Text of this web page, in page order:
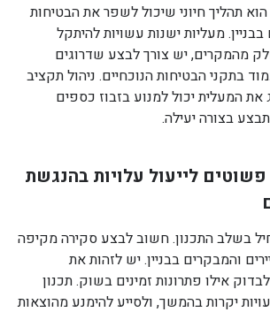
תהליך חיוני שיכול לשפר את הבטיחות
מעליות ישנות עשויות להיתקל
מהמקרים, יש צורך לבצע שדרוגים
בתקני הבטיחות הנוכחיים. ניהול תקציב
המעלית יכול למנוע בזבוז כספים
בצורה יעילה.
לייעול עלויות בהנגשת
בשלב התכנון. חשוב לבצע סקירה מקיפה
והמבקרים בבניין. יש לזהות את
אילו פתרונות זמינים בשוק. תכנון
יקרות בהמשך, ולסייע להימנע מהוצאות